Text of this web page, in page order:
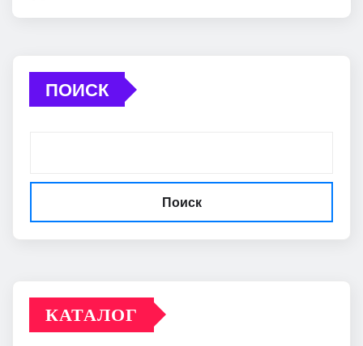
ПОИСК
Поиск
КАТАЛОГ